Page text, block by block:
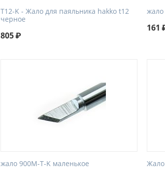
T12-K - Жало для паяльника hakko t12
черное
805₽
жало
161
жало 900M-T-K маленькое